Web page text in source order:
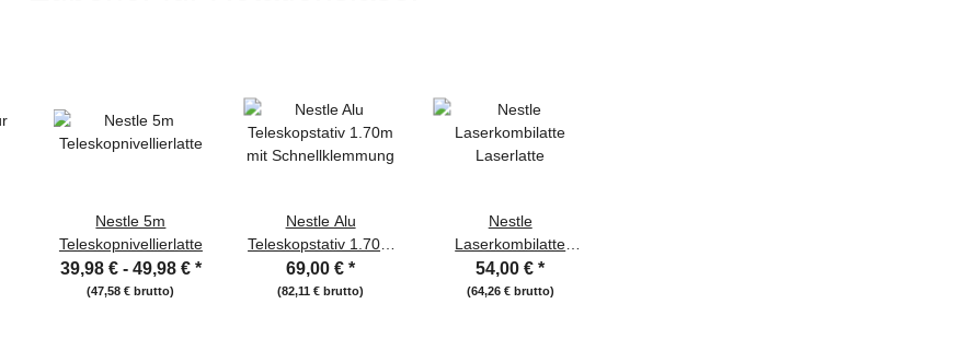
Nestle 5m
Teleskopnivellierlatte
39,98 € - 49,98 € *
(47,58 € brutto)
Nestle Alu
Teleskopstativ 1.70m
mit Schnellklemmung
69,00 €*
(82,11 € brutto)
Nestle
Laserkombilatte
Laserlatte
54,00 €*
(64,26 € brutto)